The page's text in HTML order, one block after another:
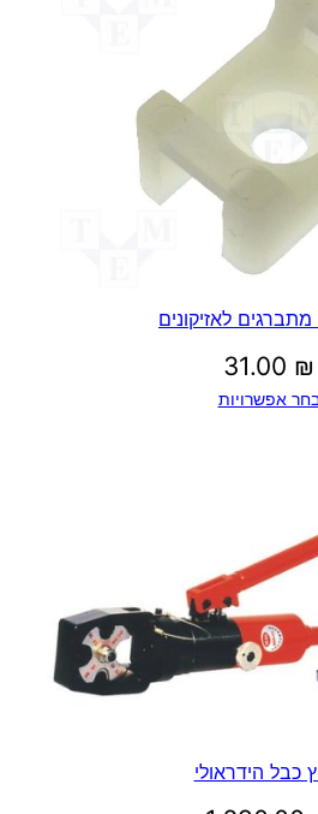
לאזיקונים
31.00 ₪
אפשרויות
כבל הידראולי